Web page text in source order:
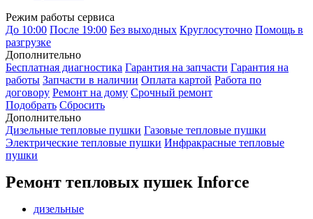
Режим работы сервиса
До 10:00 После 19:00 Без выходных Круглосуточно Помощь в
разгрузке
Дополнительно
Бесплатная диагностика Гарантия на запчасти Гарантия на
работы Запчасти в наличии Оплата картой Работа по
договору Ремонт на дому Срочный ремонт
Подобрать Сбросить
Дополнительно
Дизельные тепловые пушки Газовые тепловые пушки
Электрические тепловые пушки Инфракрасные тепловые
пушки
Ремонт тепловых пушек Inforce
дизельные